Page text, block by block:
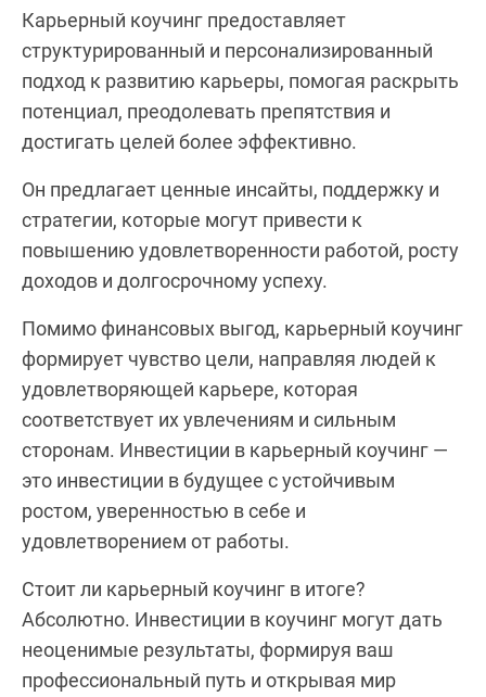
Карьeрный коучинг предоставляет
структурированный и персонализированный
подход к развитию карьеры, помогая раскрыть
потенциал, преодолевать препятствия и
достигать целей более эффективно.
Он предлагает ценные инсайты, поддержку и
стратегии, которые могут привести к
повышению удовлетворенности работой, росту
доходов и долгосрочному успеху.
Помимо финансовых выгод, карьерный коучинг
формирует чувство цели, направляя людей к
удовлетворяющей карьере, которая
соответствует их увлечениям и сильным
сторонам. Инвестиции в карьерный коучинг —
это инвестиции в будущее с устойчивым
ростом, уверенностью в себе и
удовлетворением от работы.
Стоит ли карьерный коучинг в итоге?
Абсолютно. Инвестиции в коучинг могут дать
неоценимые результаты, формируя ваш
профессиональный путь и открывая мир